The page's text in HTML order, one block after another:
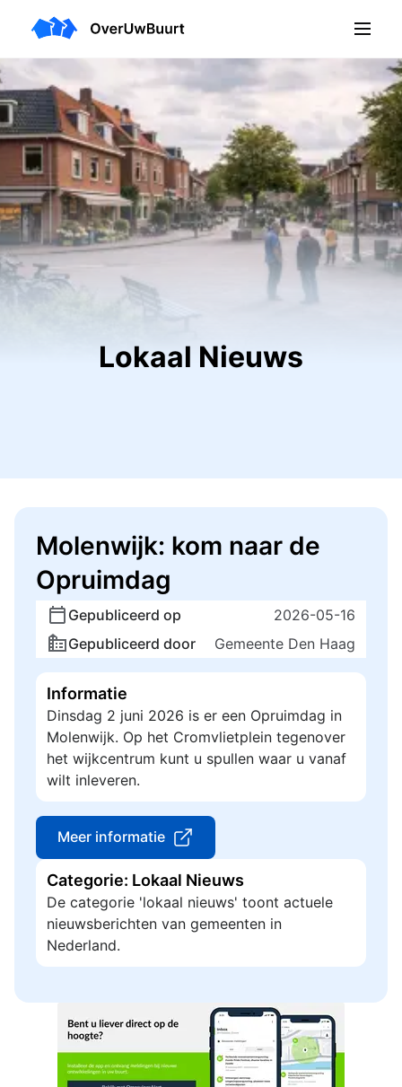
Lokaal Nieuws
Molenwijk: kom naar de
Opruimdag
Gepubliceerd op
2026-05-16
Gepubliceerd door
Gemeente Den Haag
Informatie
Dinsdag 2 juni 2026 is er een Opruimdag in
Molenwijk. Op het Cromvlietplein tegenover
het wijkcentrum kunt u spullen waar u vanaf
wilt inleveren.
Meer informatie
Categorie: Lokaal Nieuws
De categorie 'lokaal nieuws' toont actuele
nieuwsberichten van gemeenten in
Nederland.